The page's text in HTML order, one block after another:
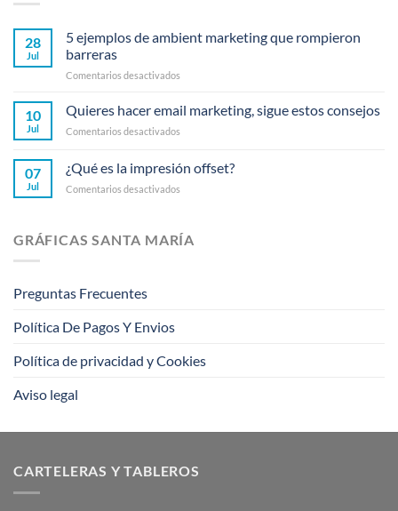
28
Jul
5 ejemplos de ambient marketing que rompieron
barreras
Comentarios desactivados
ejemplos
de
ambient
que
barreras
10
Jul
Quieres hacer email marketing, sigue estos consejos
Comentarios desactivados
email
marketing,
consejos
07
Jul
¿Qué es la impresión offset?
Comentarios desactivados
la
impresión
GRÁFICAS SANTA MARÍA
Preguntas Frecuentes
Política De Pagos Y Envios
Política de privacidad y Cookies
Aviso legal
CARTELERAS Y TABLEROS